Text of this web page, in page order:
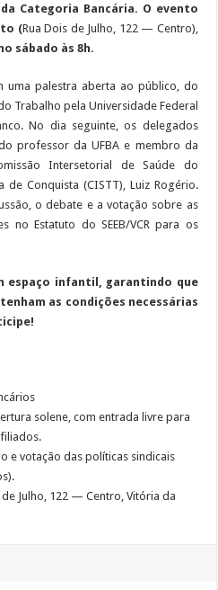
Categoria Bancária. O evento
(Rua Dois de Julho, 122 — Centro),
sábado às 8h.
uma palestra aberta ao público, do
Trabalho pela Universidade Federal
No dia seguinte, os delegados
professor da UFBA e membro da
Intersetorial de Saúde do
Conquista (CISTT), Luiz Rogério.
o debate e a votação sobre as
no Estatuto do SEEB/VCR para os
espaço infantil, garantindo que
as condições necessárias
solene, com entrada livre para
e votação das políticas sindicais
Julho, 122 — Centro, Vitória da